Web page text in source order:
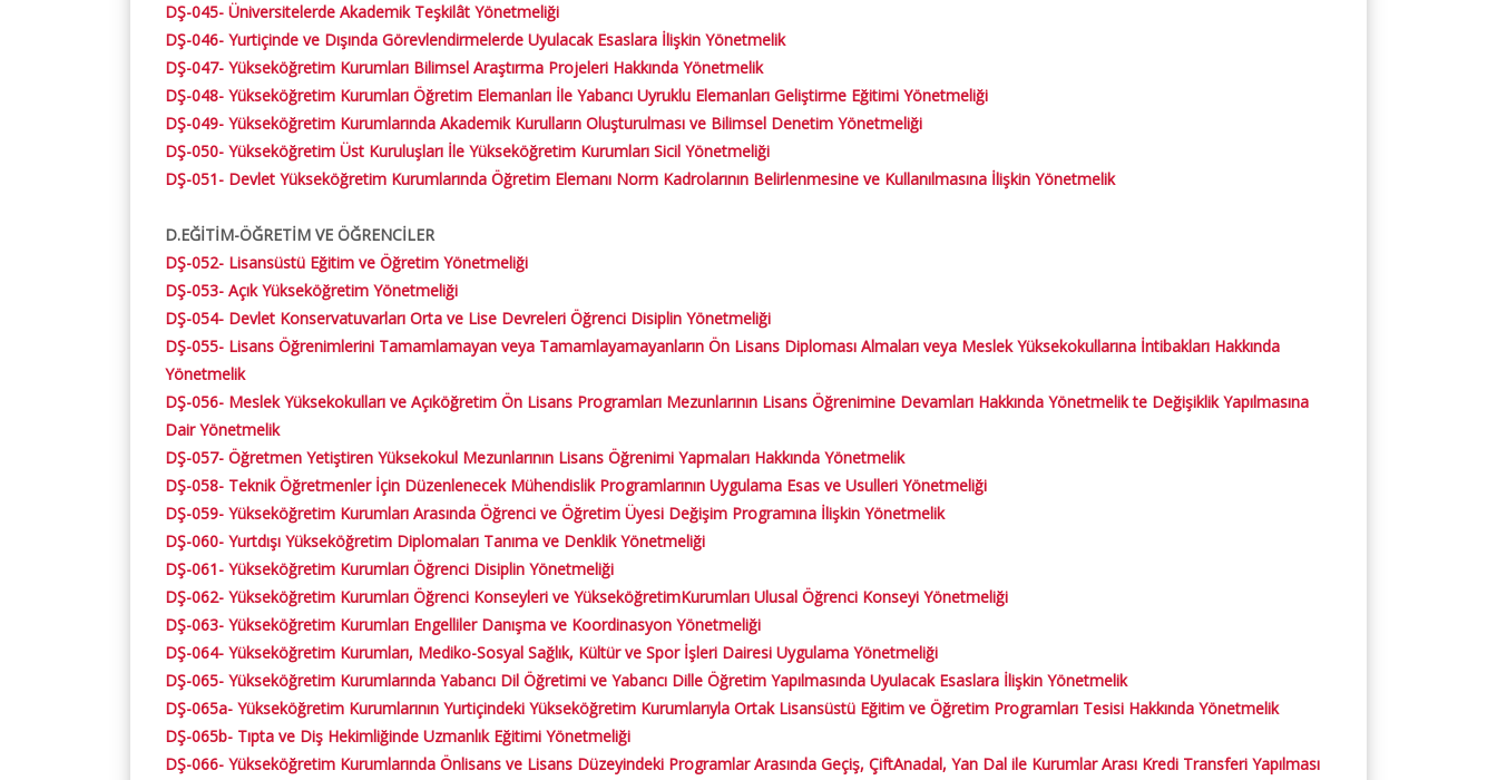
DŞ-045- Üniversitelerde Akademik Teşkilât Yönetmeliği
DŞ-046- Yurtiçinde ve Dışında Görevlendirmelerde Uyulacak Esaslara İlişkin Yönetmelik
DŞ-047- Yükseköğretim Kurumları Bilimsel Araştırma Projeleri Hakkında Yönetmelik
DŞ-048- Yükseköğretim Kurumları Öğretim Elemanları İle Yabancı Uyruklu Elemanları Geliştirme Eğitimi Yönetmeliği
DŞ-049- Yükseköğretim Kurumlarında Akademik Kurulların Oluşturulması ve Bilimsel Denetim Yönetmeliği
DŞ-050- Yükseköğretim Üst Kuruluşları İle Yükseköğretim Kurumları Sicil Yönetmeliği
DŞ-051- Devlet Yükseköğretim Kurumlarında Öğretim Elemanı Norm Kadrolarının Belirlenmesine ve Kullanılmasına İlişkin Yönetmelik
D.EĞİTİM-ÖĞRETİM VE ÖĞRENCİLER
DŞ-052- Lisansüstü Eğitim ve Öğretim Yönetmeliği
DŞ-053- Açık Yükseköğretim Yönetmeliği
DŞ-054- Devlet Konservatuvarları Orta ve Lise Devreleri Öğrenci Disiplin Yönetmeliği
DŞ-055- Lisans Öğrenimlerini Tamamlamayan veya Tamamlayamayanların Ön Lisans Diploması Almaları veya Meslek Yüksekokullarına İntibakları Hakkında
Yönetmelik
DŞ-056- Meslek Yüksekokulları ve Açıköğretim Ön Lisans Programları Mezunlarının Lisans Öğrenimine Devamları Hakkında Yönetmelik te Değişiklik Yapılmasına
Dair Yönetmelik
DŞ-057- Öğretmen Yetiştiren Yüksekokul Mezunlarının Lisans Öğrenimi Yapmaları Hakkında Yönetmelik
DŞ-058- Teknik Öğretmenler İçin Düzenlenecek Mühendislik Programlarının Uygulama Esas ve Usulleri Yönetmeliği
DŞ-059- Yükseköğretim Kurumları Arasında Öğrenci ve Öğretim Üyesi Değişim Programına İlişkin Yönetmelik
DŞ-060- Yurtdışı Yükseköğretim Diplomaları Tanıma ve Denklik Yönetmeliği
DŞ-061- Yükseköğretim Kurumları Öğrenci Disiplin Yönetmeliği
DŞ-062- Yükseköğretim Kurumları Öğrenci Konseyleri ve YükseköğretimKurumları Ulusal Öğrenci Konseyi Yönetmeliği
DŞ-063- Yükseköğretim Kurumları Engelliler Danışma ve Koordinasyon Yönetmeliği ​
DŞ-064- Yükseköğretim Kurumları, Mediko-Sosyal Sağlık, Kültür ve Spor İşleri Dairesi Uygulama Yönetmeliği
DŞ-065- Yükseköğretim Kurumlarında Yabancı Dil Öğretimi ve Yabancı Dille Öğretim Yapılmasında Uyulacak Esaslara İlişkin Yönetmelik
DŞ-065a- Yükseköğretim Kurumlarının Yurtiçindeki Yükseköğretim Kurumlarıyla Ortak Lisansüstü Eğitim ve Öğretim Programları Tesisi Hakkında Yönetmelik
DŞ-065b- Tıpta ve Diş Hekimliğinde Uzmanlık Eğitimi Yönetmeliği
DŞ-066- Yükseköğretim Kurumlarında Önlisans ve Lisans Düzeyindeki Programlar Arasında Geçiş, ÇiftAnadal, Yan Dal ile Kurumlar Arası Kredi Transferi Yapılması